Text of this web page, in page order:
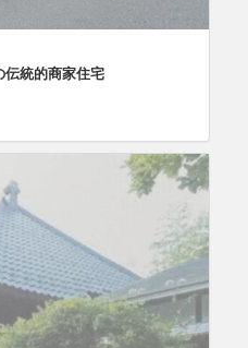
伝統的商家住宅